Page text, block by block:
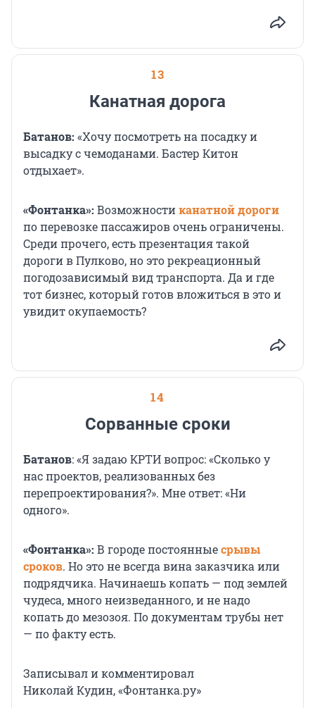
13
Канатная дорога
Батанов: «Хочу посмотреть на посадку и
высадку с чемоданами. Бастер Китон
отдыхает».
«Фонтанка»: Возможностиканатной дороги
по перевозке пассажиров очень ограничены.
Среди прочего, есть презентация такой
дороги в Пулково, но это рекреационный
погодозависимый вид транспорта. Да и где
тот бизнес, который готов вложиться в это и
увидит окупаемость?
14
Сорванные сроки
Батанов: «Я задаю КРТИ вопрос: «Сколько у
нас проектов, реализованных без
перепроектирования?». Мне ответ: «Ни
одного».
«Фонтанка»: В городе постоянныесрывы
сроков. Но это не всегда вина заказчика или
подрядчика. Начинаешь копать — под землей
чудеса, много неизведанного, и не надо
копать до мезозоя. По документам трубы нет
— по факту есть.
Записывал и комментировал
Николай Кудин, «Фонтанка.ру»